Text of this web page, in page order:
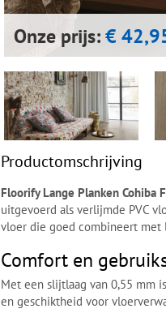
Onze prijs: €
Productomschrijving
Floorify Lange Planken Cohiba
uitgevoerd als verlijmde PVC
vloer die goed combineert met
Comfort en
Met een slijtlaag van 0,55 mm
en geschiktheid voor